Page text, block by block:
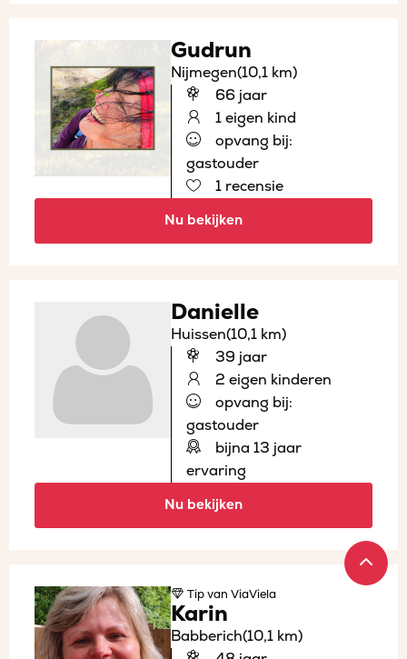
Gudrun
Nijmegen(10,1 km)
66 jaar
1 eigen kind
opvang bij:
gastouder
1 recensie
Nu bekijken
Danielle
Huissen(10,1 km)
39 jaar
2 eigen kinderen
opvang bij:
gastouder
bijna 13 jaar
ervaring
Nu bekijken
Tipvan ViaViela
Karin
Babberich(10,1 km)